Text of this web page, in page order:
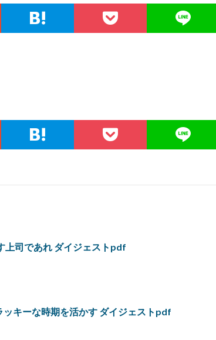
上司であれ ダイジェストpdf
キーな時期を活かす ダイジェストpdf